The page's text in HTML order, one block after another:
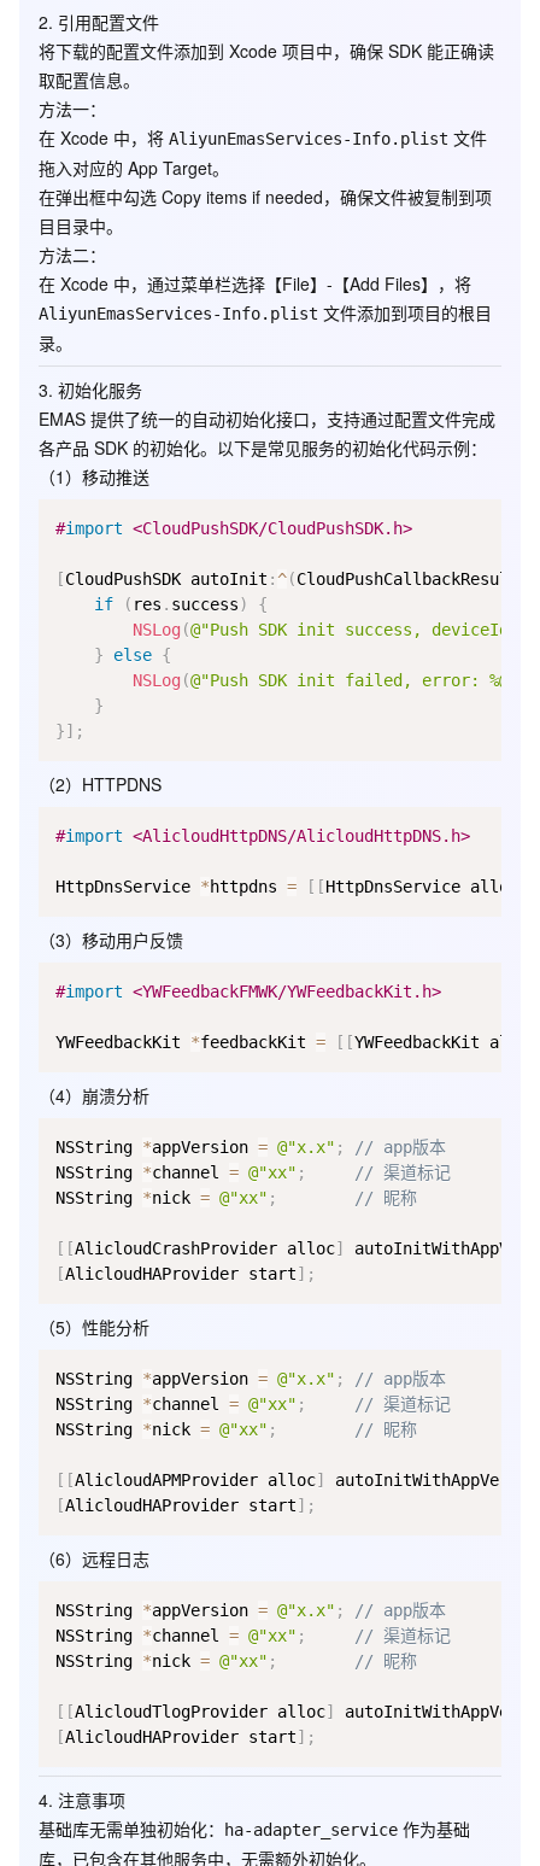
2. 引用配置文件
将下载的配置文件添加到 Xcode 项目中，确保 SDK 能正确读
取配置信息。
方法一：
在 Xcode 中，将 AliyunEmasServices-Info.plist 文件
拖入对应的 App Target。
在弹出框中勾选 Copy items if needed，确保文件被复制到项
目目录中。
方法二：
在 Xcode 中，通过菜单栏选择【File】-【Add Files】，将
AliyunEmasServices-Info.plist 文件添加到项目的根目
录。
3. 初始化服务
EMAS 提供了统一的自动初始化接口，支持通过配置文件完成
各产品 SDK 的初始化。以下是常见服务的初始化代码示例：
（1）移动推送
#import <CloudPushSDK/CloudPushSDK.h>
[CloudPushSDK autoInit :^(CloudPushCallbackResult
if
( res . success)
{
NSLog (@"Push SDK init success, deviceId:
}
else {
NSLog (@"Push SDK init failed, error: %@"
}
}] ;
（2）HTTPDNS
#import <AlicloudHttpDNS/AlicloudHttpDNS.h>
HttpDnsService *httpdns = [ [HttpDnsService alloc
（3）移动用户反馈
#import <YWFeedbackFMWK/YWFeedbackKit.h>
YWFeedbackKit *feedbackKit = [ [YWFeedbackKit alloc
（4）崩溃分析
NSString *appVersion = @"x.x" ;
// app版本
NSString *channel = @"xx" ;
// 渠道标记
NSString *nick = @"xx" ; // 昵称
[ [AlicloudCrashProvider alloc]
[AlicloudHAProvider start] ;
（5）性能分析
NSString *appVersion = @"x.x" ;
// app版本
NSString *channel = @"xx" ;
// 渠道标记
NSString *nick = @"xx" ; // 昵称
[ [AlicloudAPMProvider alloc]
[AlicloudHAProvider start] ;
（6）远程日志
NSString *appVersion = @"x.x" ;
// app版本
NSString *channel = @"xx" ;
// 渠道标记
NSString *nick = @"xx" ; // 昵称
[ [AlicloudTlogProvider alloc]
[AlicloudHAProvider start] ;
4. 注意事项
基础库无需单独初始化： ha-adapter_service 作为基础
库，已包含在其他服务中，无需额外初始化。